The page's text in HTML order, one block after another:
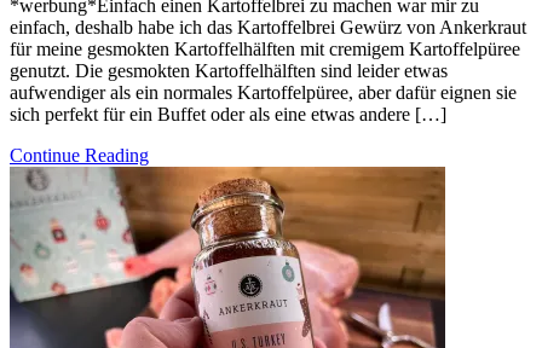
*werbung*Einfach einen Kartoffelbrei zu machen war mir zu
einfach, deshalb habe ich das Kartoffelbrei Gewürz von Ankerkraut
für meine gesmokten Kartoffelhälften mit cremigem Kartoffelpüree
genutzt. Die gesmokten Kartoffelhälften sind leider etwas
aufwendiger als ein normales Kartoffelpüree, aber dafür eignen sie
sich perfekt für ein Buffet oder als eine etwas andere […]
Continue Reading